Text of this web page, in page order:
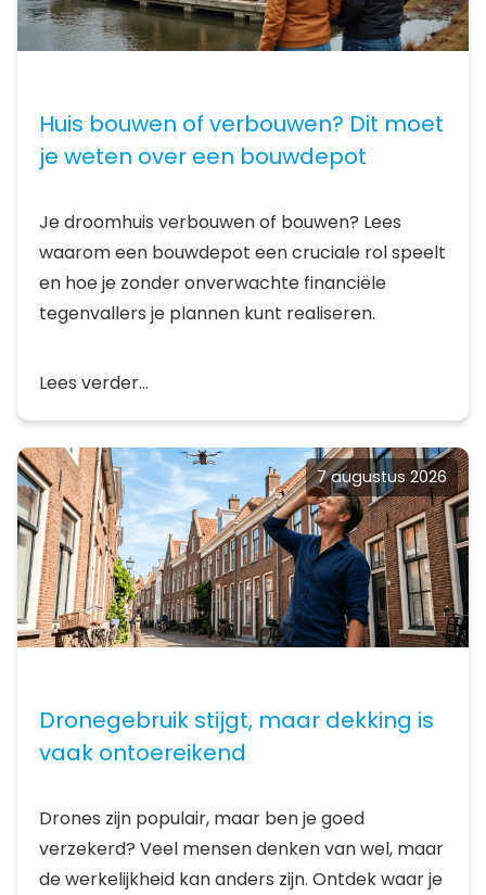
Huis bouwen of verbouwen? Dit moet
je weten over een bouwdepot
Je droomhuis verbouwen of bouwen? Lees
waarom een bouwdepot een cruciale rol speelt
en hoe je zonder onverwachte financiële
tegenvallers je plannen kunt realiseren.
Lees verder...
7 augustus 2026
Dronegebruik stijgt, maar dekking is
vaak ontoereikend
Drones zijn populair, maar ben je goed
verzekerd? Veel mensen denken van wel, maar
de werkelijkheid kan anders zijn. Ontdek waar je